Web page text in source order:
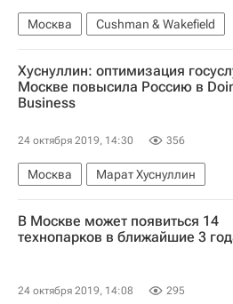
Москва
Cushman & Wakefield
Коммерческая недвижимость
Сделки
Хуснуллин: оптимизация
Москве повысила Россию в
Business
24 октября 2019, 14:30 356
Москва
Марат Хуснуллин
Doing Business
Строительство
В Москве может появиться 14
технопарков в ближайшие 3
24 октября 2019, 14:08 295